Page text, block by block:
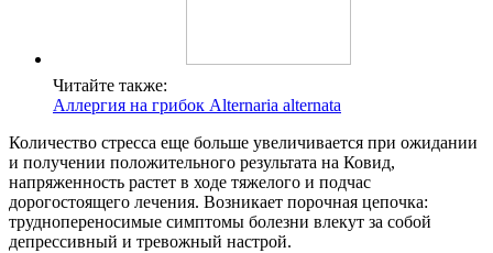
Читайте также:
Аллергия на грибок Alternaria alternata
Количество стресса еще больше увеличивается при ожидании
и получении положительного результата на Ковид,
напряженность растет в ходе тяжелого и подчас
дорогостоящего лечения. Возникает порочная цепочка:
труднопереносимые симптомы болезни влекут за собой
депрессивный и тревожный настрой.